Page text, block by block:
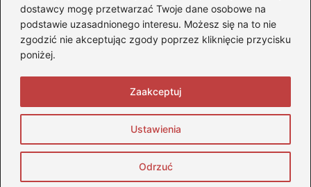
dostawcy mogę przetwarzać Twoje dane osobowe na
podstawie uzasadnionego interesu. Możesz się na to nie
zgodzić nie akceptując zgody poprzez kliknięcie przycisku
poniżej.
Ustawienia
Odrzuć
Zaakceptuj
Quady(2)
Samochody(242)
Silniki(86)
Copyright © 2026 StopQuadom.pl
Prywatność
Zasady użytkowania
Napisz do nas